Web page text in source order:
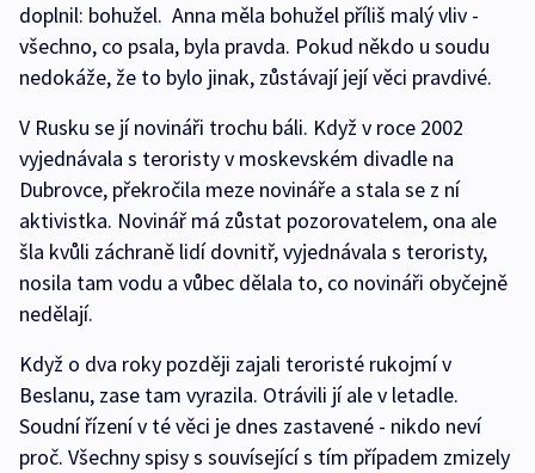
doplnil: bohužel. Anna měla bohužel příliš malý vliv -
všechno, co psala, byla pravda. Pokud někdo u soudu
nedokáže, že to bylo jinak, zůstávají její věci pravdivé.
V Rusku se jí novináři trochu báli. Když v roce 2002
vyjednávala s teroristy v moskevském divadle na
Dubrovce, překročila meze novináře a stala se z ní
aktivistka. Novinář má zůstat pozorovatelem, ona ale
šla kvůli záchraně lidí dovnitř, vyjednávala s teroristy,
nosila tam vodu a vůbec dělala to, co novináři obyčejně
nedělají.
Když o dva roky později zajali teroristé rukojmí v
Beslanu, zase tam vyrazila. Otrávili jí ale v letadle.
Soudní řízení v té věci je dnes zastavené - nikdo neví
proč. Všechny spisy s souvísející s tím případem zmizely